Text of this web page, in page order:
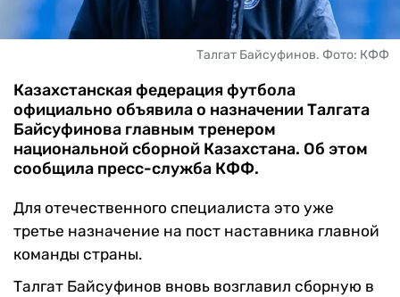
БУКМЕКЕРЫ
Талгат Байсуфинов. Фото: КФФ
Казахстанская федерация футбола
официально объявила о назначении Талгата
Байсуфинова главным тренером
национальной сборной Казахстана. Об этом
сообщила пресс-служба КФФ.
Для отечественного специалиста это уже
третье назначение на пост наставника главной
команды страны.
Талгат Байсуфинов вновь возглавил сборную в